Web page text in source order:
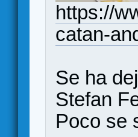
https://
catan-
Se ha
Stefan
Poco se